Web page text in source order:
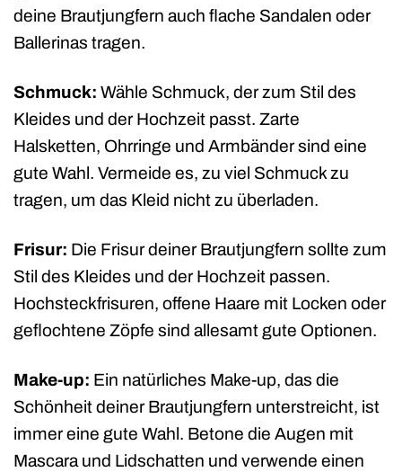
deine Brautjungfern auch flache Sandalen oder
Ballerinas tragen.
Schmuck: Wähle Schmuck, der zum Stil des
Kleides und der Hochzeit passt. Zarte
Halsketten, Ohrringe und Armbänder sind eine
gute Wahl. Vermeide es, zu viel Schmuck zu
tragen, um das Kleid nicht zu überladen.
Frisur: Die Frisur deiner Brautjungfern sollte zum
Stil des Kleides und der Hochzeit passen.
Hochsteckfrisuren, offene Haare mit Locken oder
geflochtene Zöpfe sind allesamt gute Optionen.
Make-up: Ein natürliches Make-up, das die
Schönheit deiner Brautjungfern unterstreicht, ist
immer eine gute Wahl. Betone die Augen mit
Mascara und Lidschatten und verwende einen